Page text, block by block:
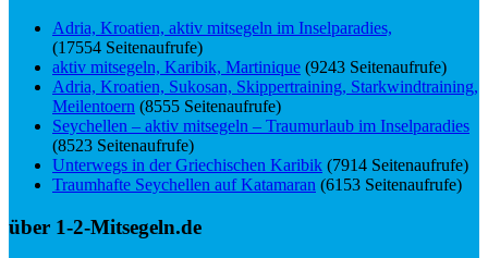
Adria, Kroatien, aktiv mitsegeln im Inselparadies,
(17554 Seitenaufrufe)
aktiv mitsegeln, Karibik, Martinique (9243 Seitenaufrufe)
Adria, Kroatien, Sukosan, Skippertraining, Starkwindtraining,
Meilentoern (8555 Seitenaufrufe)
Seychellen – aktiv mitsegeln – Traumurlaub im Inselparadies
(8523 Seitenaufrufe)
Unterwegs in der Griechischen Karibik (7914 Seitenaufrufe)
Traumhafte Seychellen auf Katamaran (6153 Seitenaufrufe)
über 1-2-Mitsegeln.de